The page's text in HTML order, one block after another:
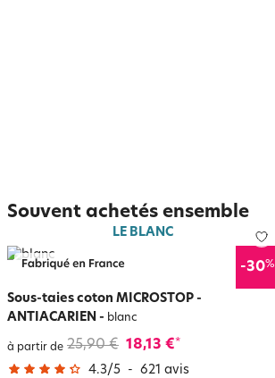
Souvent achetés ensemble
LE BLANC
-30%
Sous-taies coton MICROSTOP -
ANTIACARIEN - blanc
à partir de 25,90 € 18,13 €*
4.3/5 - 621 avis